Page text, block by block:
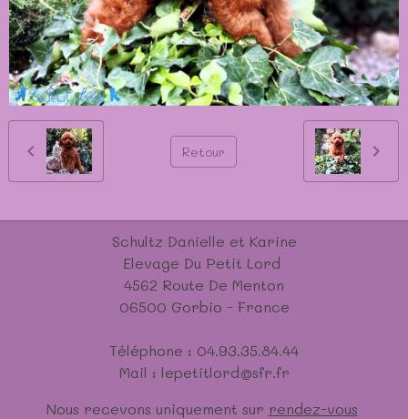
Retour
Schultz Danielle et Karine
Elevage Du Petit Lord
4562 Route De Menton
06500 Gorbio - France
Téléphone : 04.93.35.84.44
Mail : lepetitlord@sfr.fr
Nous recevons uniquement sur rendez-vous